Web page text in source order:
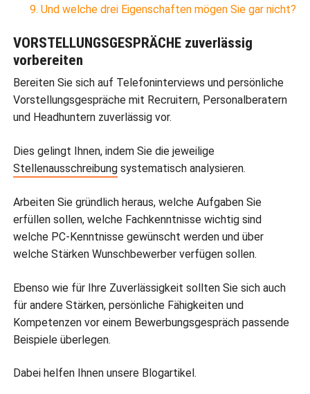
Und welche drei Eigenschaften mögen Sie gar nicht?
VORSTELLUNGSGESPRÄCHE zuverlässig
vorbereiten
Bereiten Sie sich auf Telefoninterviews und persönliche
Vorstellungsgespräche mit Recruitern, Personalberatern
und Headhuntern zuverlässig vor.
Dies gelingt Ihnen, indem Sie die jeweilige
Stellenausschreibungsystematisch analysieren.
Arbeiten Sie gründlich heraus, welche Aufgaben Sie
erfüllen sollen, welche Fachkenntnisse wichtig sind
welche PC-Kenntnisse gewünscht werden und über
welche Stärken Wunschbewerber verfügen sollen.
Ebenso wie für Ihre Zuverlässigkeit sollten Sie sich auch
für andere Stärken, persönliche Fähigkeiten und
Kompetenzen vor einem Bewerbungsgespräch passende
Beispiele überlegen.
Dabei helfen Ihnen unsere Blogartikel.